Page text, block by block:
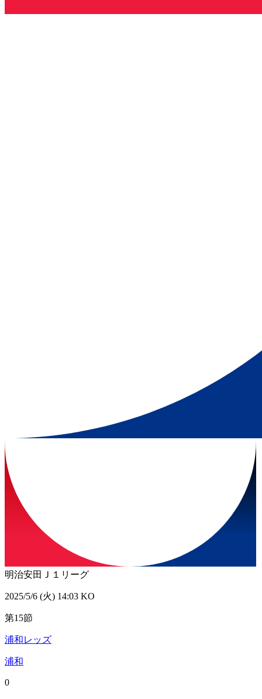
明治安田Ｊ１リーグ
2025/5/6 (火) 14:03 KO
第15節
浦和レッズ
浦和
0